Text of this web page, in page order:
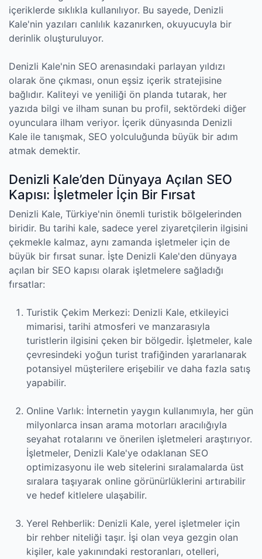
içeriklerde sıklıkla kullanılıyor. Bu sayede, Denizli
Kale'nin yazıları canlılık kazanırken, okuyucuyla bir
derinlik oluşturuluyor.
Denizli Kale'nin SEO arenasındaki parlayan yıldızı
olarak öne çıkması, onun eşsiz içerik stratejisine
bağlıdır. Kaliteyi ve yeniliği ön planda tutarak, her
yazıda bilgi ve ilham sunan bu profil, sektördeki diğer
oyunculara ilham veriyor. İçerik dünyasında Denizli
Kale ile tanışmak, SEO yolculuğunda büyük bir adım
atmak demektir.
Denizli Kale’den Dünyaya Açılan SEO
Kapısı: İşletmeler İçin Bir Fırsat
Denizli Kale, Türkiye'nin önemli turistik bölgelerinden
biridir. Bu tarihi kale, sadece yerel ziyaretçilerin ilgisini
çekmekle kalmaz, aynı zamanda işletmeler için de
büyük bir fırsat sunar. İşte Denizli Kale'den dünyaya
açılan bir SEO kapısı olarak işletmelere sağladığı
fırsatlar:
Turistik Çekim Merkezi: Denizli Kale, etkileyici
mimarisi, tarihi atmosferi ve manzarasıyla
turistlerin ilgisini çeken bir bölgedir. İşletmeler, kale
çevresindeki yoğun turist trafiğinden yararlanarak
potansiyel müşterilere erişebilir ve daha fazla satış
yapabilir.
Online Varlık: İnternetin yaygın kullanımıyla, her gün
milyonlarca insan arama motorları aracılığıyla
seyahat rotalarını ve önerilen işletmeleri araştırıyor.
İşletmeler, Denizli Kale'ye odaklanan SEO
optimizasyonu ile web sitelerini sıralamalarda üst
sıralara taşıyarak online görünürlüklerini artırabilir
ve hedef kitlelere ulaşabilir.
Yerel Rehberlik: Denizli Kale, yerel işletmeler için
bir rehber niteliği taşır. İşi olan veya gezgin olan
kişiler, kale yakınındaki restoranları, otelleri,